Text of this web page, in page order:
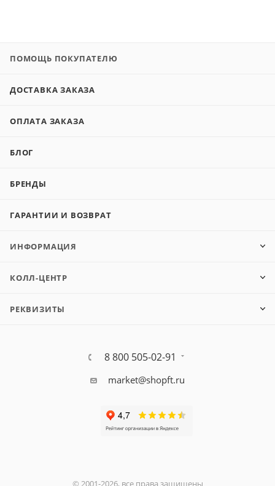
ПОМОЩЬ ПОКУПАТЕЛЮ
ДОСТАВКА ЗАКАЗА
ОПЛАТА ЗАКАЗА
БЛОГ
БРЕНДЫ
ГАРАНТИИ И ВОЗВРАТ
ИНФОРМАЦИЯ
КОЛЛ-ЦЕНТР
РЕКВИЗИТЫ
8 800 505-02-91
market@shopft.ru
© 2001-2026, все права защищены